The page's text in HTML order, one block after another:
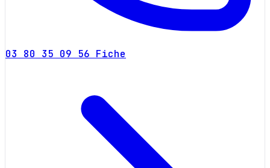
03 80 35 09 56 Fiche